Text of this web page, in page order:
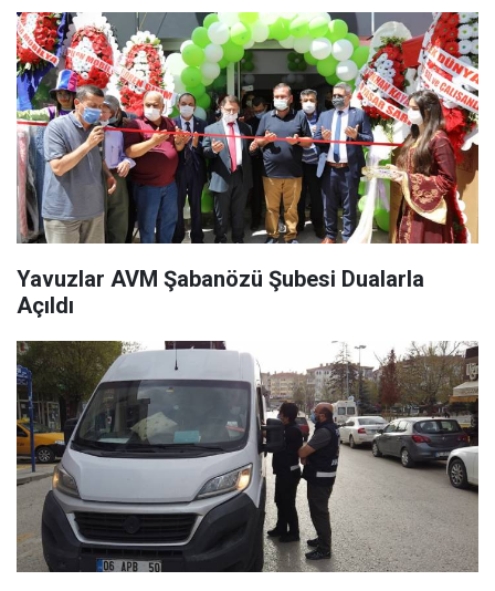
Yavuzlar AVM Şabanözü Şubesi Dualarla
Açıldı